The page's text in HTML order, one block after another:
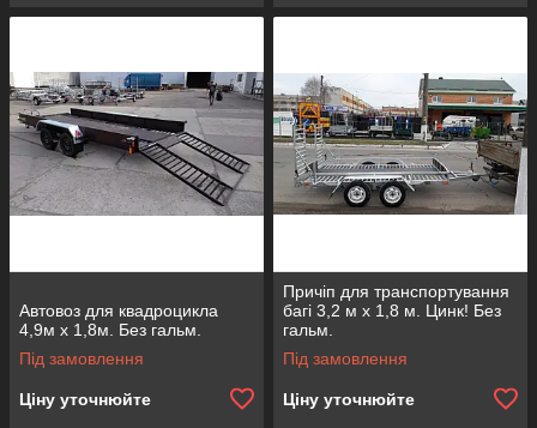
Автовоз для квадроцикла
4,9м х 1,8м. Без гальм.
Під замовлення
Ціну уточнюйте
Причіп для транспортування
багі 3,2 м х 1,8 м. Цинк! Без
гальм.
Під замовлення
Ціну уточнюйте